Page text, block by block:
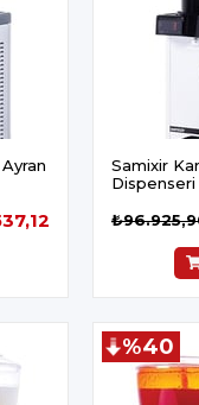
Samixir
%40